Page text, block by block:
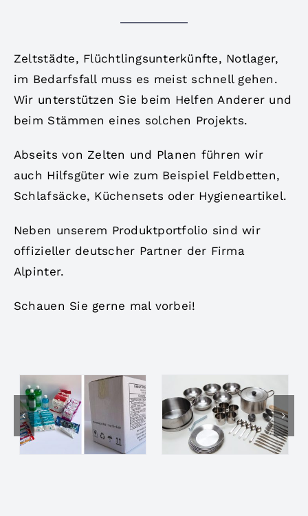
Zeltstädte, Flüchtlingsunterkünfte, Notlager,
im Bedarfsfall muss es meist schnell gehen.
Wir unterstützen Sie beim Helfen Anderer und
beim Stämmen eines solchen Projekts.
Abseits von Zelten und Planen führen wir
auch Hilfsgüter wie zum Beispiel Feldbetten,
Schlafsäcke, Küchensets oder Hygieneartikel.
Neben unserem Produktportfolio sind wir
offizieller deutscher Partner der Firma
Alpinter.
Schauen Sie gerne mal vorbei!